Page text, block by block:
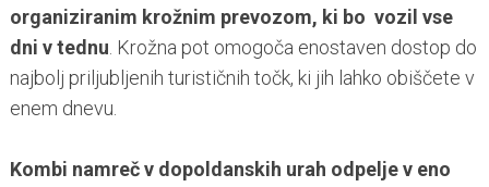
organiziranim krožnim prevozom, ki bo vozil vse
dni v tednu . Krožna pot omogoča enostaven dostop do
najbolj priljubljenih turističnih točk, ki jih lahko obiščete v
enem dnevu.
Kombi namreč v dopoldanskih urah odpelje v eno